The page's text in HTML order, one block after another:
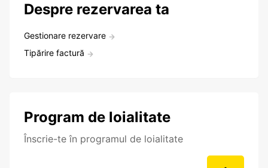
Despre rezervarea ta
Gestionare rezervare
Tipărire factură
Program de loialitate
Înscrie-te în programul de loialitate